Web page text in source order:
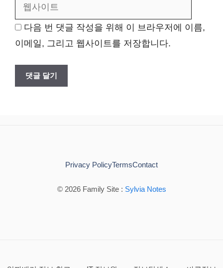
트
다음 번 댓글 작성을 위해 이 브라우저에 이름,
이메일, 그리고 웹사이트를 저장합니다.
© 2026 Family Site : Sylvia Notes
Privacy PolicyTermsContact